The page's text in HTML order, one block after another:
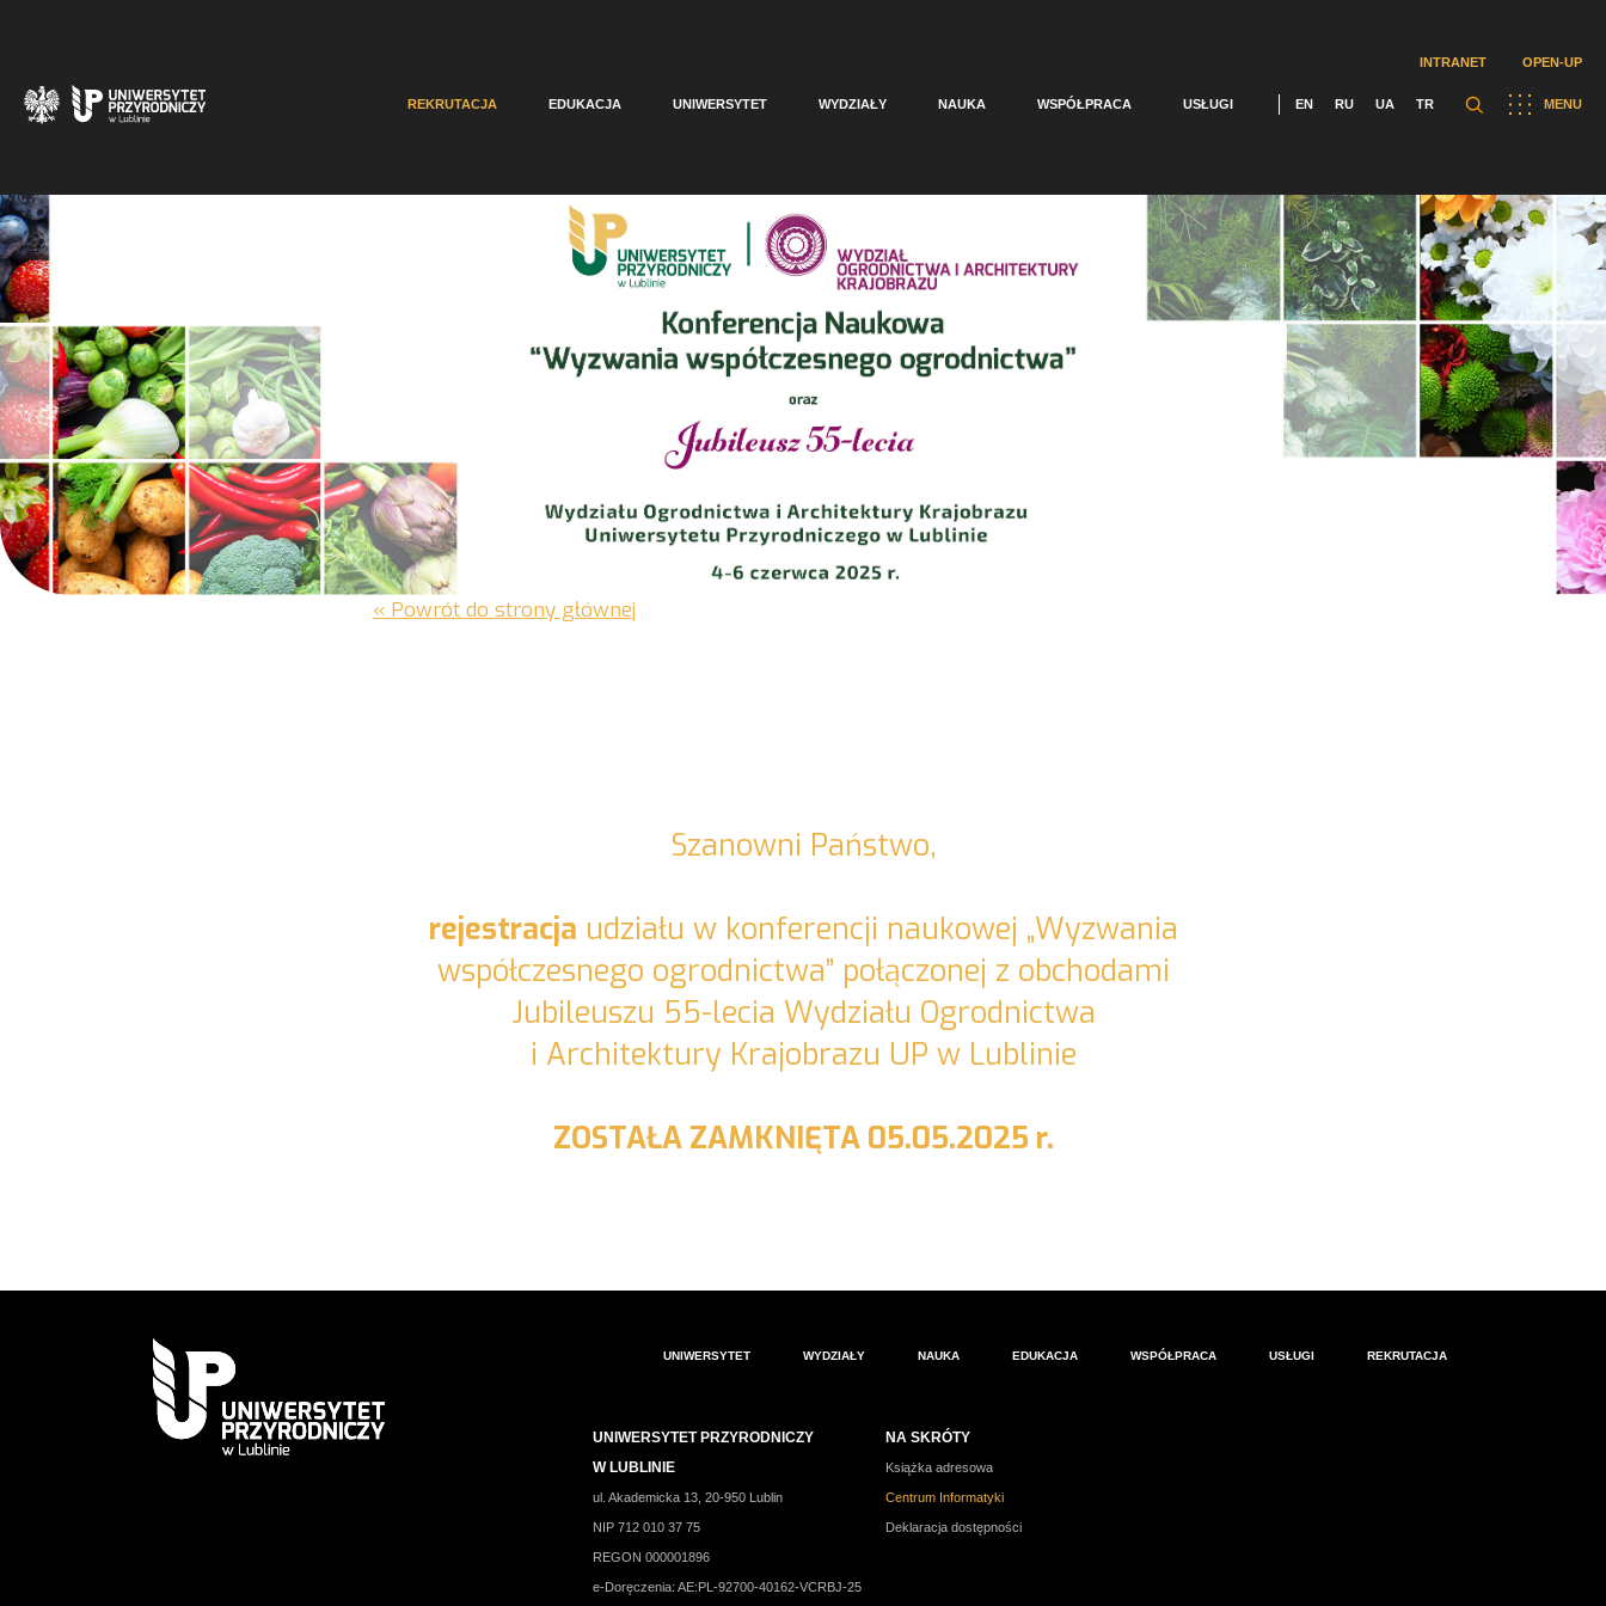
INTRANET OPEN-UP
MENU
REKRUTACJA EDUKACJA UNIWERSYTET WYDZIAŁY NAUKA WSPÓŁPRACA USŁUGI EN RU UA TR
« Powrót do strony głównej
Szanowni Państwo,
rejestracja udziału w konferencji naukowej „Wyzwania
współczesnego ogrodnictwa” połączonej z obchodami
Jubileuszu 55-lecia Wydziału Ogrodnictwa
i Architektury Krajobrazu UP w Lublinie
ZOSTAŁA ZAMKNIĘTA 05.05.2025 r.
UNIWERSYTET WYDZIAŁY NAUKA EDUKACJA WSPÓŁPRACA USŁUGI REKRUTACJA
UNIWERSYTET PRZYRODNICZY
W LUBLINIE
ul. Akademicka 13, 20-950 Lublin
NIP 712 010 37 75
REGON 000001896
e-Doręczenia: AE:PL-92700-40162-VCRBJ-25
NA SKRÓTY
Książka adresowa
Centrum Informatyki
Deklaracja dostępności